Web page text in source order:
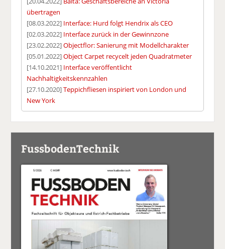
übertragen
[08.03.2022] Interface: Hurd folgt Hendrix als CEO
[02.03.2022] Interface zurück in der Gewinnzone
[23.02.2022]Objectflor: Sanierung mit Modellcharakter
[05.01.2022]Object Carpet recycelt jeden Quadratmeter
[14.10.2021] Interface veröffentlicht
Nachhaltigkeitskennzahlen
[27.10.2020]Teppichfliesen inspiriert von London und
New York
FussbodenTechnik